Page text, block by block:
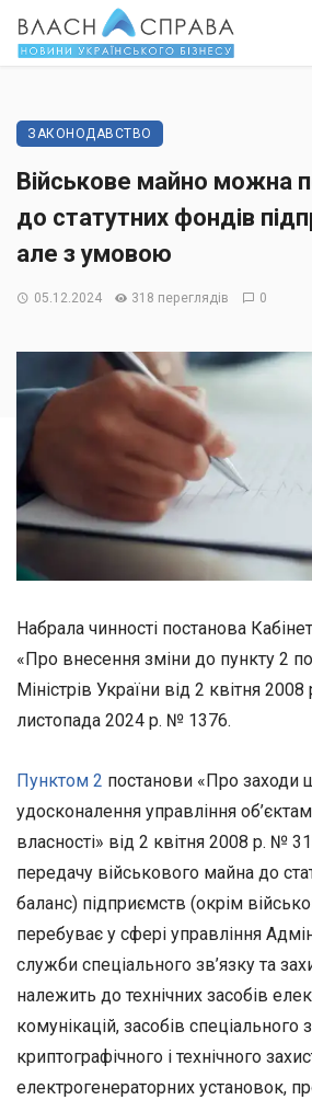
ЗАКОНОДАВСТВО
Військове майно можна
до статутних фондів
але з умовою
05.12.2024 318 переглядів 0
Набрала чинності постанова
«Про внесення зміни до пункту 2
Міністрів України від 2 квітня
листопада 2024 р. № 1376.
Пунктом 2 постанови «Про заходи
удосконалення управління
власності» від 2 квітня 2008 р. №
передачу військового майна до
баланс) підприємств (окрім
перебуває у сфері управління
служби спеціального зв’язку та
належить до технічних засобів
комунікацій, засобів спеціального
криптографічного і технічного
електрогенераторних установок,